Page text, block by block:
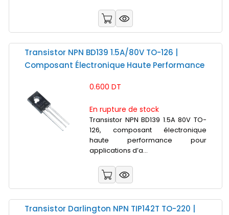
Transistor NPN BD139 1.5A/80V TO-126 |
Composant Électronique Haute Performance
0.600 DT
En rupture de stock
Transistor NPN BD139 1.5A 80V TO-
126, composant électronique
haute performance pour
applications d’a...
Transistor Darlington NPN TIP142T TO-220 |